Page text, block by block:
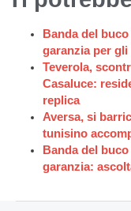
Banda del
garanzia per gli
Teverola,
Casaluce:
replica
Aversa, si
tunisino
Banda del
garanzia: